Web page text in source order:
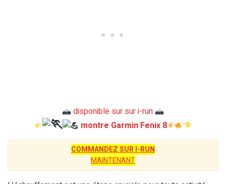
disponible sur sur i-run
montre Garmin Fenix 8
COMMANDEZ SUR I-RUN
MAINTENANT